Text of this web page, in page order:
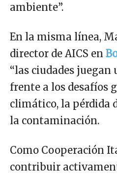
ambiente”.
En la misma línea,
director de AICS en
“las ciudades juegan
frente a los desafíos
climático, la pérdida
la contaminación.
Como Cooperación
contribuir